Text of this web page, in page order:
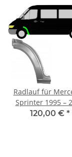
Radlauf für
Sprinter 1995 –
vorne links
120,00 € *